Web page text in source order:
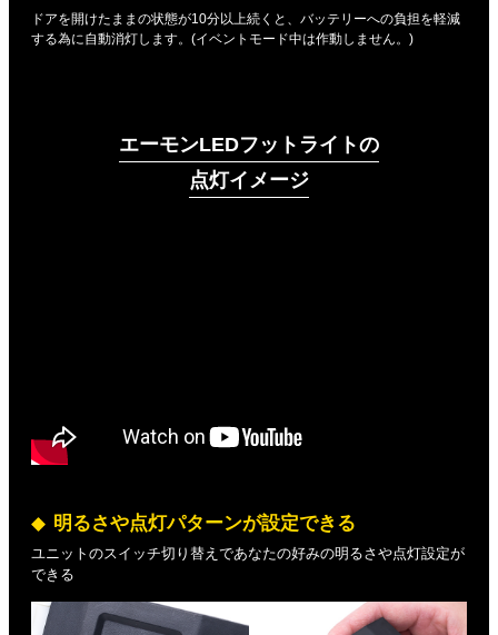
ドアを開けたままの状態が10分以上続くと、バッテリーへの負担を軽減
する為に自動消灯します。(イベントモード中は作動しません。)
エーモンLEDフットライトの
点灯イメージ
明るさや点灯パターンが設定できる
ユニットのスイッチ切り替えであなたの好みの明るさや点灯設定が
できる